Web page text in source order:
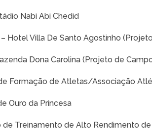
Nabi Abi Chedid
Hotel Villa De Santo Agostinho
Dona Carolina (Projeto de
Formação de Atletas/Associação
Ouro da Princesa
Treinamento de Alto Rendimento de